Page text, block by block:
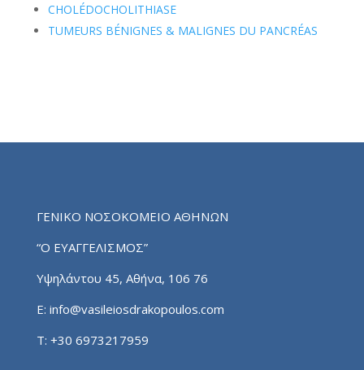
CHOLÉDOCHOLITHIASE
TUMEURS BÉNIGNES & MALIGNES DU PANCRÉAS
ΓΕΝΙΚΟ ΝΟΣΟΚΟΜΕΙΟ ΑΘΗΝΩΝ
“Ο ΕΥΑΓΓΕΛΙΣΜΟΣ”
Υψηλάντου 45, Αθήνα, 106 76
E: info@vasileiosdrakopoulos.com
T: +30 6973217959